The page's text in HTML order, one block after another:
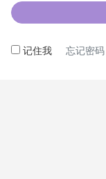
记住我 忘记密码